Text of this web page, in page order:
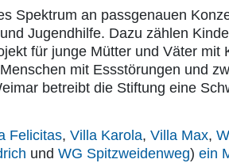
Spektrum an passgenauen
Jugendhilfe. Dazu zählen
für junge Mütter und Väter mit
mit Essstörungen und
betreibt die Stiftung eine
Felicitas, Villa Karola, Villa Max,
und WG Spitzweidenweg) ein